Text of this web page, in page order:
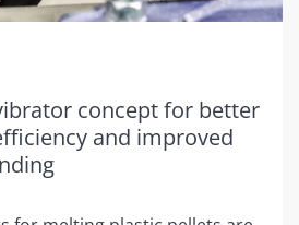
concept for better
and improved